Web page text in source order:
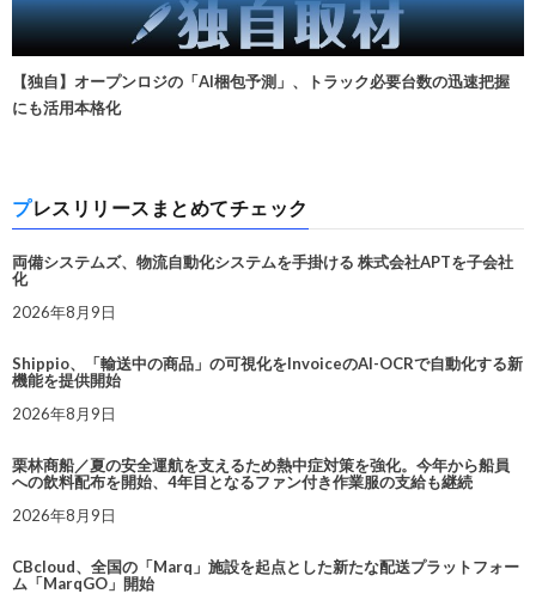
【独自】オープンロジの「AI梱包予測」、トラック必要台数の迅速把握
にも活用本格化
プレスリリースまとめてチェック
両備システムズ、物流自動化システムを手掛ける 株式会社APTを子会社
化
2026年8月9日
Shippio、「輸送中の商品」の可視化をInvoiceのAI-OCRで自動化する新
機能を提供開始
2026年8月9日
栗林商船／夏の安全運航を支えるため熱中症対策を強化。今年から船員
への飲料配布を開始、4年目となるファン付き作業服の支給も継続
2026年8月9日
CBcloud、全国の「Marq」施設を起点とした新たな配送プラットフォー
ム「MarqGO」開始